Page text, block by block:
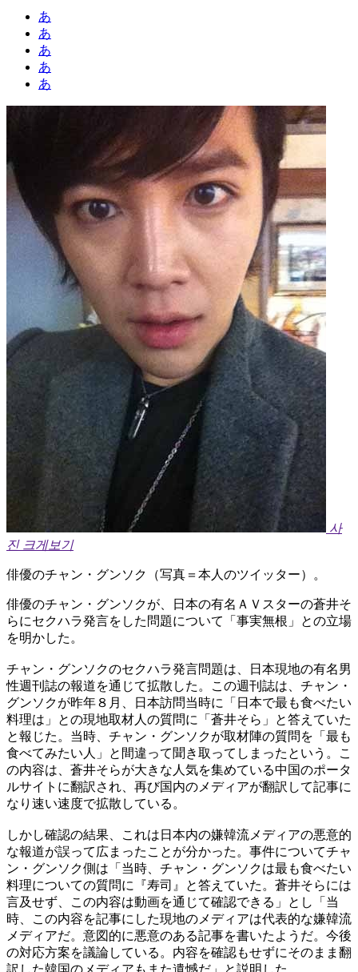
あ
あ
あ
あ
あ
사
진 크게보기
俳優のチャン・グンソク（写真＝本人のツイッター）。
俳優のチャン・グンソクが、日本の有名ＡＶスターの蒼井そ
らにセクハラ発言をした問題について「事実無根」との立場
を明かした。
チャン・グンソクのセクハラ発言問題は、日本現地の有名男
性週刊誌の報道を通じて拡散した。この週刊誌は、チャン・
グンソクが昨年８月、日本訪問当時に「日本で最も食べたい
料理は」との現地取材人の質問に「蒼井そら」と答えていた
と報じた。当時、チャン・グンソクが取材陣の質問を「最も
食べてみたい人」と間違って聞き取ってしまったという。こ
の内容は、蒼井そらが大きな人気を集めている中国のポータ
ルサイトに翻訳され、再び国内のメディアが翻訳して記事に
なり速い速度で拡散している。
しかし確認の結果、これは日本内の嫌韓流メディアの悪意的
な報道が誤って広まったことが分かった。事件についてチャ
ン・グンソク側は「当時、チャン・グンソクは最も食べたい
料理についての質問に『寿司』と答えていた。蒼井そらには
言及せず、この内容は動画を通じて確認できる」とし「当
時、この内容を記事にした現地のメディアは代表的な嫌韓流
メディアだ。意図的に悪意のある記事を書いたようだ。今後
の対応方案を議論している。内容を確認もせずにそのまま翻
訳した韓国のメディアもまた遺憾だ」と説明した。